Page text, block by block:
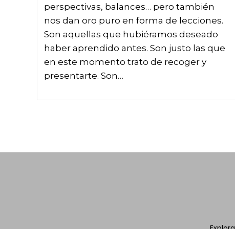
perspectivas, balances… pero también
nos dan oro puro en forma de lecciones.
Son aquellas que hubiéramos deseado
haber aprendido antes. Son justo las que
en este momento trato de recoger y
presentarte. Son…